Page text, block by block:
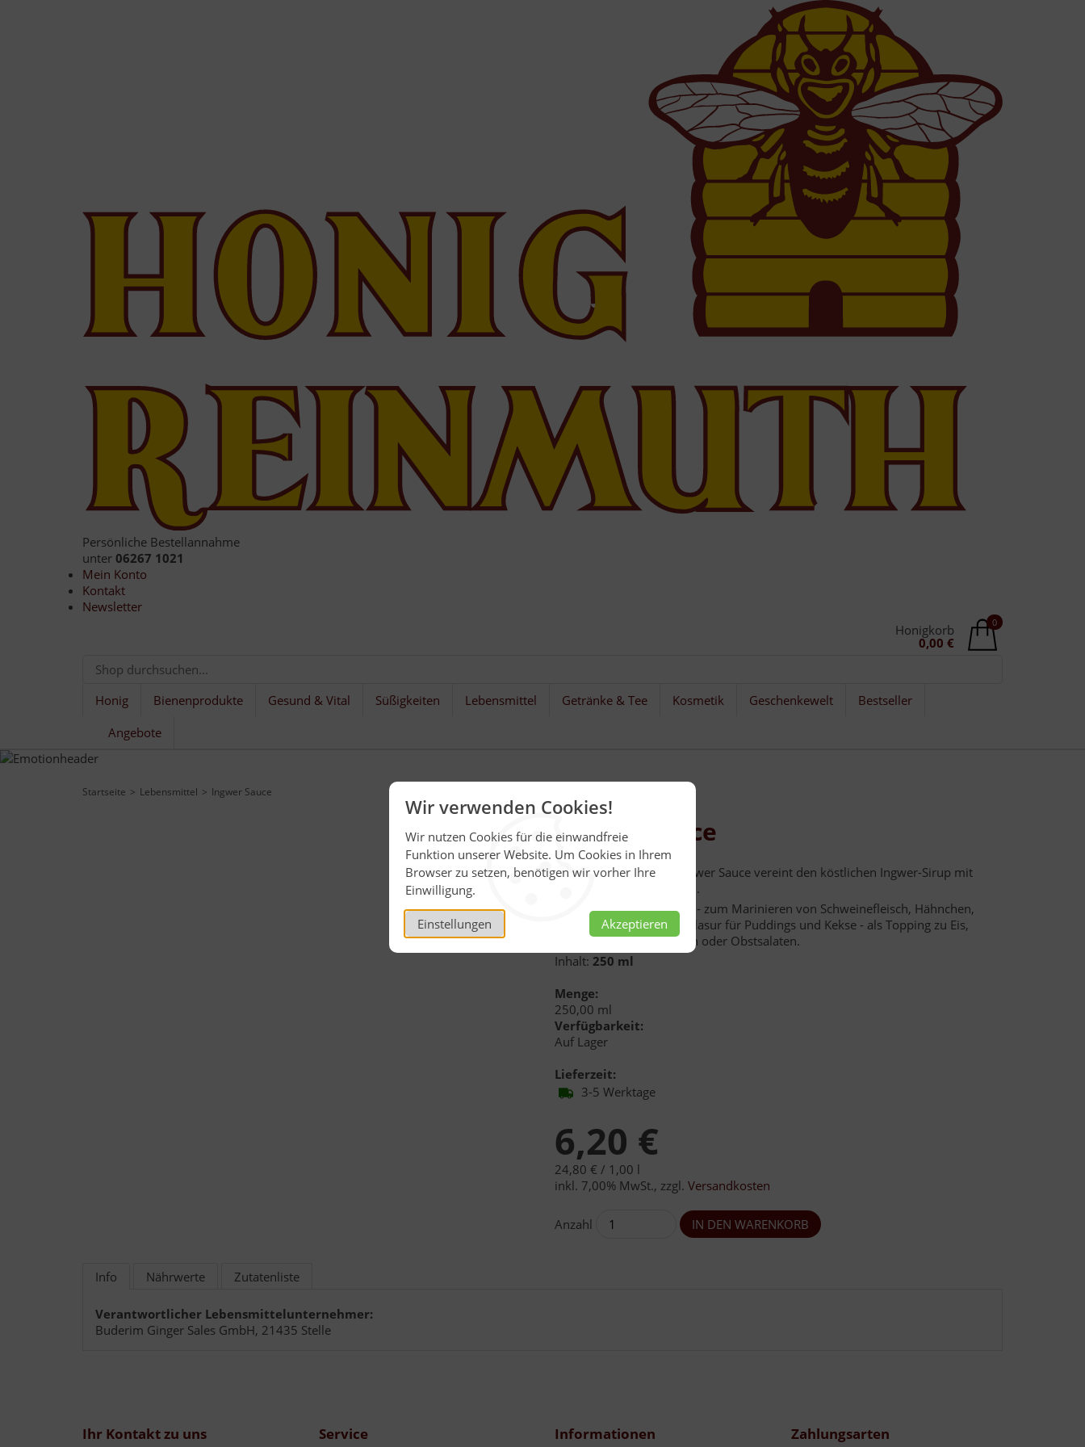
Wir verwenden Cookies!
Wir nutzen Cookies für die einwandfreie
Funktion unserer Website. Um Cookies in Ihrem
Browser zu setzen, benötigen wir vorher Ihre
Einwilligung.
Einstellungen Akzeptieren
Persönliche Bestellannahme
unter 06267 1021
Mein Konto
Kontakt
Newsletter
0
Honigkorb
0,00 €
Honig Bienenprodukte Gesund & Vital Süßigkeiten Lebensmittel Getränke & Tee Kosmetik Geschenkewelt
Bestseller
Angebote
Startseite Lebensmittel Ingwer Sauce
Ingwer Sauce
Buderim feine Ginger Ingwer Sauce vereint den köstlichen Ingwer-Sirup mit
kleinen Ingwer-Stückchen.
So vielseitig verwendbar: - zum Marinieren von Schweinefleisch, Hähnchen,
Fisch und Seafood - als Glasur für Puddings und Kekse - als Topping zu Eis,
Pfannkuchen und Waffeln oder Obstsalaten.
Inhalt: 250 ml
Menge:
250,00 ml
Verfügbarkeit:
Auf Lager
Lieferzeit:
3-5 Werktage
6,20 €
24,80 € / 1,00 l
inkl. 7,00% MwSt., zzgl. Versandkosten
Anzahl
Info Nährwerte Zutatenliste
Verantwortlicher Lebensmittelunternehmer:
Buderim Ginger Sales GmbH, 21435 Stelle
Ihr Kontakt zu uns Service Informationen Zahlungsarten